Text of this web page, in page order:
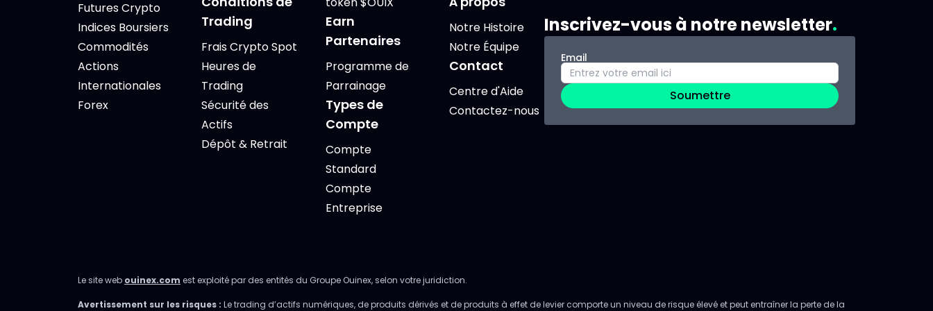
Futures Crypto
Indices Boursiers
Commodités
Actions
Internationales
Forex
Trading
Frais Crypto Spot
Heures de
Trading
Sécurité des
Actifs
Dépôt & Retrait
Earn
Partenaires
Programme de
Parrainage
Types de
Compte
Compte
Standard
Compte
Entreprise
Notre Histoire
Notre Équipe
Contact
Centre d'Aide
Contactez-nous
Inscrivez-vous à notre newsletter
Email
Soumettre
Le site web ouinex.com est exploité par des entités du Groupe Ouinex, selon votre juridiction.
Avertissement sur les risques : Le trading d’actifs numériques, de produits dérivés et de produits à effet de levier comporte un niveau de risque élevé et peut entraîner la perte de la